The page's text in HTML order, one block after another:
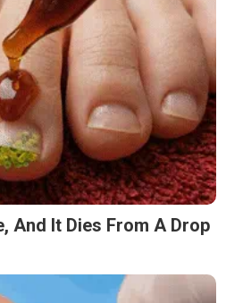
And It Dies From A Drop